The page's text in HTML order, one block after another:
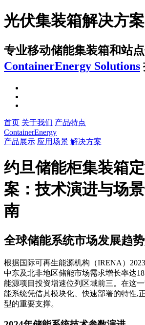
光伏集装箱解决方案
专业移动储能集装箱和站
ContainerEnergy Solutions
首页 关于我们 产品特点
ContainerEnergy
产品展示 应用场景 解决方案
约旦储能柜集装箱
案：技术演进与场
南
全球储能系统市场发展趋
根据国际可再生能源机构（IRENA）
中东及北非地区储能市场需求增长率达
能源项目投资增速位列区域前三。在这
能系统凭借其模块化、快速部署的特性,
型的重要支撑。